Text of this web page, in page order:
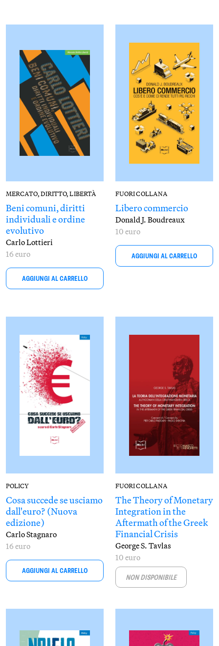
MERCATO, DIRITTO, LIBERTÀ
Beni comuni, diritti
individuali e ordine
evolutivo
Carlo Lottieri
16 euro
AGGIUNGI AL CARRELLO
FUORI COLLANA
Libero commercio
Donald J. Boudreaux
10 euro
AGGIUNGI AL CARRELLO
POLICY
Cosa succede se usciamo
dall'euro? (Nuova
edizione)
Carlo Stagnaro
16 euro
AGGIUNGI AL CARRELLO
FUORI COLLANA
The Theory of Monetary
Integration in the
Aftermath of the Greek
Financial Crisis
George S. Tavlas
10 euro
NON DISPONIBILE